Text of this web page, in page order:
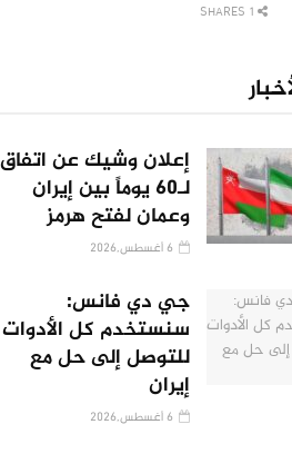
إعلان وشيك عن اتفاق
لـ60 يوماً بين إيران
وعمان لفتح هرمز
جي دي فانس:
سنستخدم كل الأدوات
للتوصل إلى حل مع
إيران